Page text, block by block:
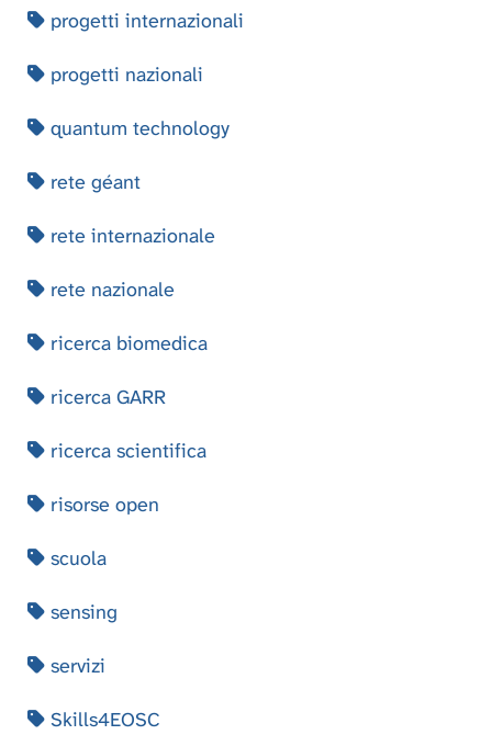
progetti internazionali
progetti nazionali
quantum technology
rete géant
rete internazionale
rete nazionale
ricerca biomedica
ricerca GARR
ricerca scientifica
risorse open
scuola
sensing
servizi
Skills4EOSC